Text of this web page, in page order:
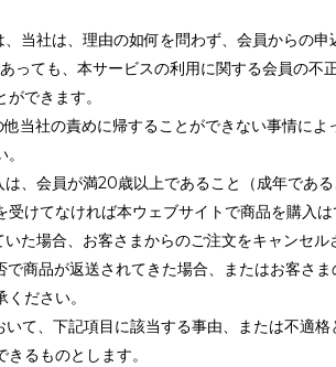
当社は、理由の如何を問わず、会員からの申
っても、本サービスの利用に関する会員の
できます。
当社の責めに帰することができない事情に
、会員が満20歳以上であること（成年であ
けてなければ本ウェブサイトで商品を購入は
た場合、お客さまからのご注文をキャンセ
商品が返送されてきた場合、またはお客さ
ださい。
て、下記項目に該当する事由、または不適
るものとします。